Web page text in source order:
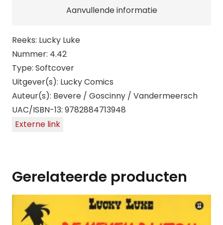
Aanvullende informatie
Reeks: Lucky Luke
Nummer: 4.42
Type: Softcover
Uitgever(s): Lucky Comics
Auteur(s): Bevere / Goscinny / Vandermeersch
UAC/ISBN-13: 9782884713948
Externe link
Gerelateerde producten